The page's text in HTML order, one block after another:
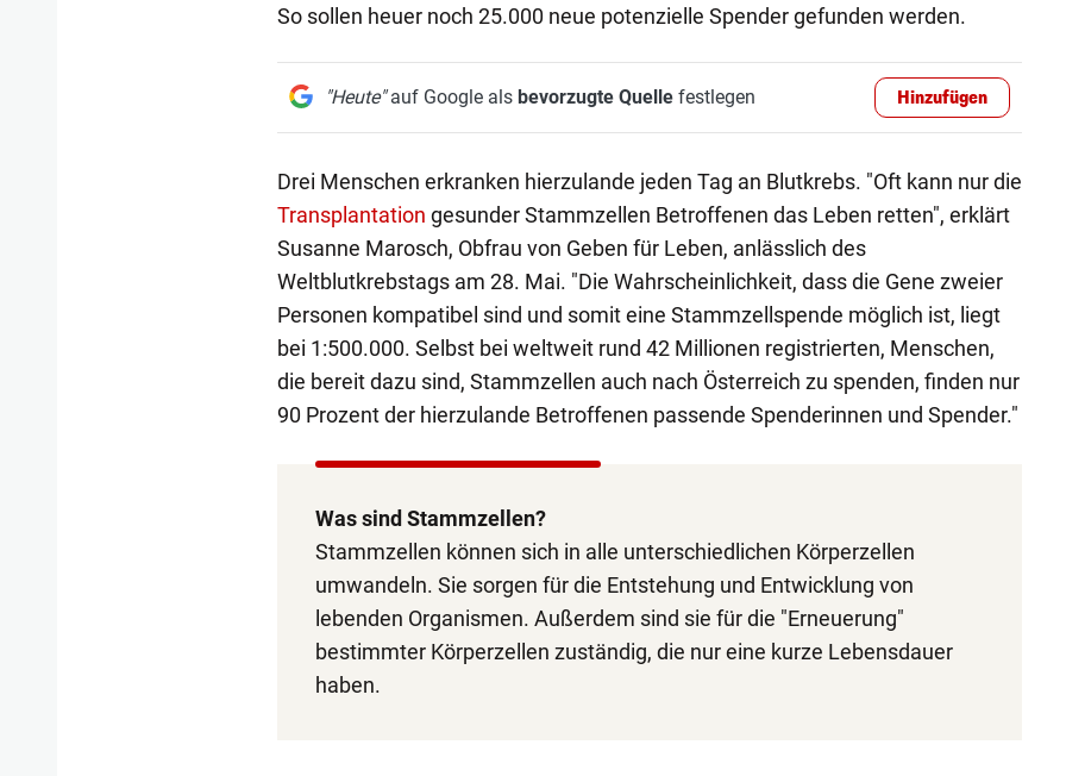
So sollen heuer noch 25.000 neue potenzielle Spender gefunden werden.
"Heute"auf Google als bevorzugte Quellefestlegen Hinzufügen
Drei Menschen erkranken hierzulande jeden Tag an Blutkrebs. "Oft kann nur die
Transplantation gesunder Stammzellen Betroffenen das Leben retten", erklärt
Susanne Marosch, Obfrau von Geben für Leben, anlässlich des
Weltblutkrebstags am 28. Mai. "Die Wahrscheinlichkeit, dass die Gene zweier
Personen kompatibel sind und somit eine Stammzellspende möglich ist, liegt
bei 1:500.000. Selbst bei weltweit rund 42 Millionen registrierten, Menschen,
die bereit dazu sind, Stammzellen auch nach Österreich zu spenden, finden nur
90 Prozent der hierzulande Betroffenen passende Spenderinnen und Spender."
Was sind Stammzellen?
Stammzellen können sich in alle unterschiedlichen Körperzellen
umwandeln. Sie sorgen für die Entstehung und Entwicklung von
lebenden Organismen. Außerdem sind sie für die "Erneuerung"
bestimmter Körperzellen zuständig, die nur eine kurze Lebensdauer
haben.